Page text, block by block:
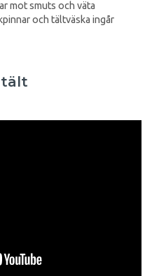
mot smuts och väta
och tältväska ingår